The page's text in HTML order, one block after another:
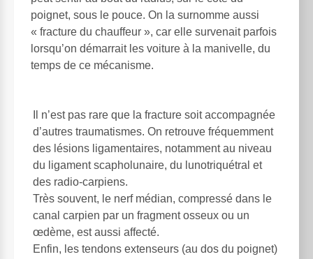
poignet, sous le pouce. On la surnomme aussi
« fracture du chauffeur », car elle survenait parfois
lorsqu’on démarrait les voiture à la manivelle, du
temps de ce mécanisme.
Il n’est pas rare que la fracture soit accompagnée
d’autres traumatismes. On retrouve fréquemment
des lésions ligamentaires, notamment au niveau
du ligament scapholunaire, du lunotriquétral et
des radio-carpiens.
Très souvent, le nerf médian, compressé dans le
canal carpien par un fragment osseux ou un
œdème, est aussi affecté.
Enfin, les tendons extenseurs (au dos du poignet)